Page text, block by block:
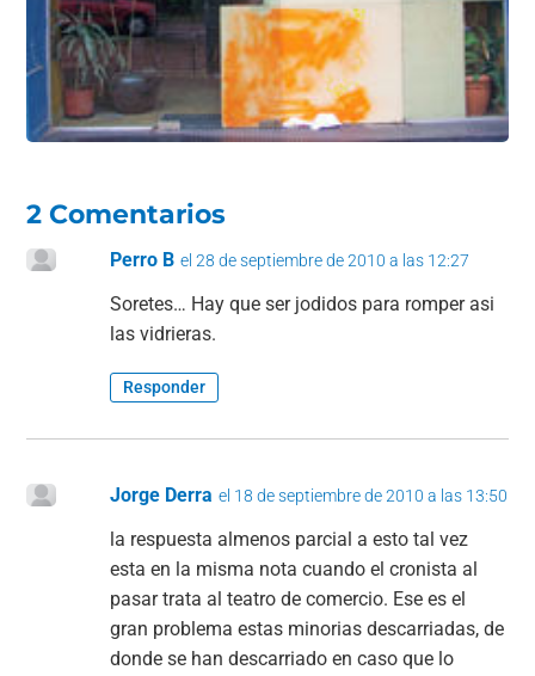
2 Comentarios
Perro B el 28 de septiembre de 2010 a las 12:27
Soretes… Hay que ser jodidos para romper asi
las vidrieras.
Responder
Jorge Derra el 18 de septiembre de 2010 a las 13:50
la respuesta almenos parcial a esto tal vez
esta en la misma nota cuando el cronista al
pasar trata al teatro de comercio. Ese es el
gran problema estas minorias descarriadas, de
donde se han descarriado en caso que lo